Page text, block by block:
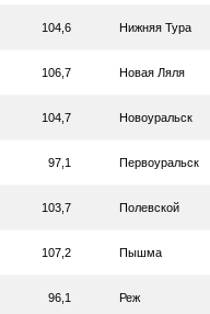
104,6 Нижняя Тура
106,7 Новая Ляля
104,7 Новоуральск
97,1 Первоуральск
103,7 Полевской
107,2 Пышма
96,1 Реж